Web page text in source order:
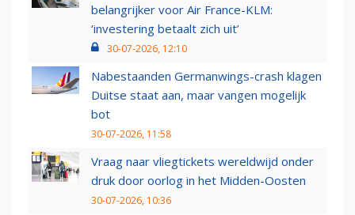
belangrijker voor Air France-KLM:
‘investering betaalt zich uit’
30-07-2026, 12:10
Nabestaanden Germanwings-crash klagen
Duitse staat aan, maar vangen mogelijk
bot
30-07-2026, 11:58
Vraag naar vliegtickets wereldwijd onder
druk door oorlog in het Midden-Oosten
30-07-2026, 10:36